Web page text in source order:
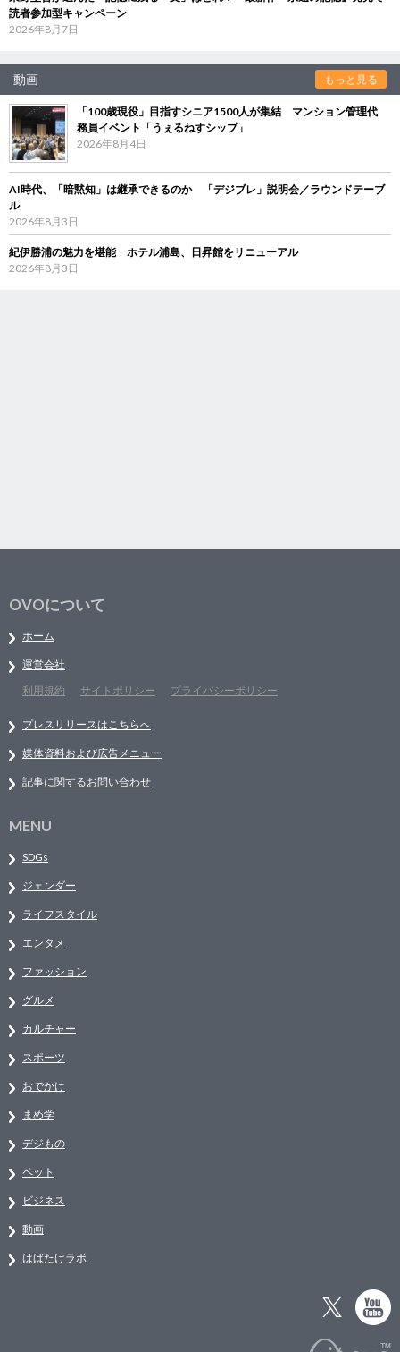
読者参加型キャンペーン
2026年8月7日
動画 もっと見る
「100歳現役」目指すシニア1500人が集結 マンション管理代
務員イベント「うぇるねすシップ」
2026年8月4日
AI時代、「暗黙知」は継承できるのか 「デジブレ」説明会／ラウンドテーブ
ル
2026年8月3日
紀伊勝浦の魅力を堪能 ホテル浦島、日昇館をリニューアル
2026年8月3日
OVOについて
ホーム
運営会社
利用規約
サイトポリシー プライバシーポリシー
プレスリリースはこちらへ
媒体資料および広告メニュー
記事に関するお問い合わせ
MENU
SDGs
ジェンダー
ライフスタイル
エンタメ
ファッション
グルメ
カルチャー
スポーツ
おでかけ
まめ学
デジもの
ペット
ビジネス
動画
はばたけラボ